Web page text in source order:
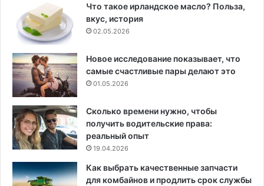
Что такое ирландское масло? Польза,
вкус, история
02.05.2026
Новое исследование показывает, что
самые счастливые пары делают это
01.05.2026
Сколько времени нужно, чтобы
получить водительские права:
реальный опыт
19.04.2026
Как выбрать качественные запчасти
для комбайнов и продлить срок службы